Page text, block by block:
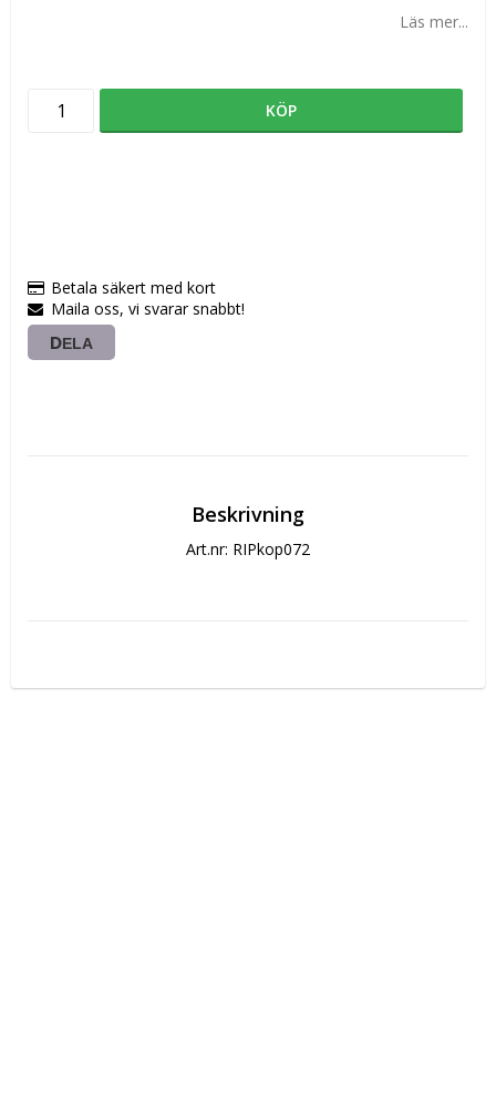
Läs mer...
KÖP
Betala säkert med kort
Maila oss, vi svarar snabbt!
DELA
Beskrivning
Art.nr: RIPkop072